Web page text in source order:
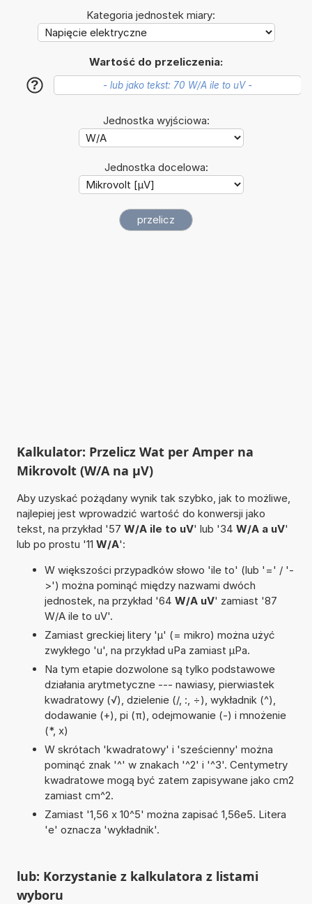
Kategoria jednostek miary:
Wartość do przeliczenia:
?
Jednostka wyjściowa:
Jednostka docelowa:
Kalkulator: Przelicz Wat per Amper na
Mikrovolt (W/A na µV)
Aby uzyskać pożądany wynik tak szybko, jak to możliwe,
najlepiej jest wprowadzić wartość do konwersji jako
tekst, na przykład '57 W/A ile to uV' lub '34 W/A a uV'
lub po prostu '11 W/A':
W większości przypadków słowo 'ile to' (lub '=' / '-
>') można pominąć między nazwami dwóch
jednostek, na przykład '64 W/A uV' zamiast '87
W/A ile to uV'.
Zamiast greckiej litery 'µ' (= mikro) można użyć
zwykłego 'u', na przykład uPa zamiast µPa.
Na tym etapie dozwolone są tylko podstawowe
działania arytmetyczne --- nawiasy, pierwiastek
kwadratowy (√), dzielenie (/, :, ÷), wykładnik (^),
dodawanie (+), pi (π), odejmowanie (-) i mnożenie
(*, x)
W skrótach 'kwadratowy' i 'sześcienny' można
pominąć znak '^' w znakach '^2' i '^3'. Centymetry
kwadratowe mogą być zatem zapisywane jako cm2
zamiast cm^2.
Zamiast '1,56 x 10^5' można zapisać 1,56e5. Litera
'e' oznacza 'wykładnik'.
lub: Korzystanie z kalkulatora z listami
wyboru